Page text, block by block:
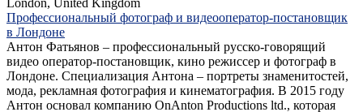
London, United Kingdom
Профессиональный фотограф и видеооператор-постановщик
в Лондоне
Антон Фатьянов – профессиональный русско-говорящий
видео оператор-постановщик, кино режиссер и фотограф в
Лондоне. Специализация Антона – портреты знаменитостей,
мода, рекламная фотография и кинематография. В 2015 году
Антон основал компанию OnAnton Productions ltd., которая